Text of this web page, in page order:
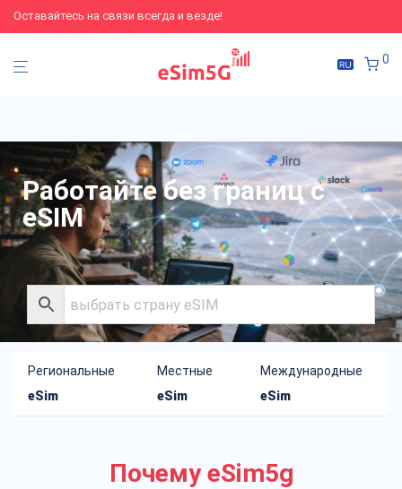
Оставайтесь на связи всегда и везде!
0
Работайте без границ с
eSIM
Региональные
eSim
Местные
eSim
Международные
eSim
Почему eSim5g